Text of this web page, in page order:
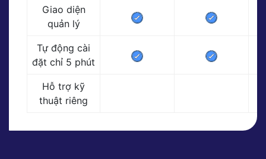
Giao diện
quản lý
Tự động cài
đặt chỉ 5 phút
Hỗ trợ kỹ
thuật riêng